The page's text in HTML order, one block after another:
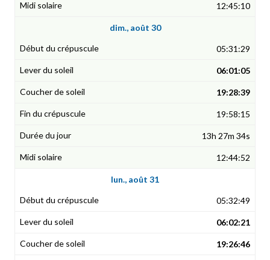
12:45:10
dim., août 30
05:31:29
06:01:05
19:28:39
19:58:15
13h 27m 34s
12:44:52
lun., août 31
05:32:49
06:02:21
19:26:46